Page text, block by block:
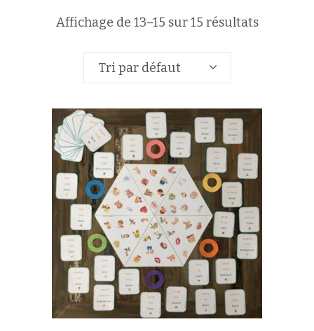
Affichage de 13–15 sur 15 résultats
Tri par défaut